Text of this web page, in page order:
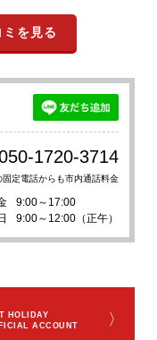
を見る
1720-3714
固定電話からも市内通話料金
9:00～17:00
9:00～12:00（正午）
HOLIDAY
ACCOUNT
〉